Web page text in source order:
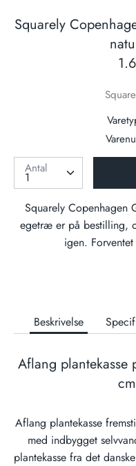
Squarely
Antal
Squarely Copenhagen
egetræ er på bestilling,
igen.
Beskrivelse
Aflang
Aflang plantekasse
med indbygget
plantekasse fra det